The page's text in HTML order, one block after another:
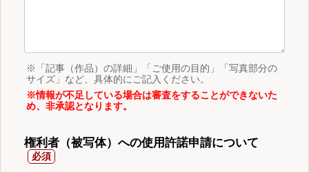
※「記事（作品）の詳細」「ご使用の目的」「写真部分の
サイズ」など、具体的にご記入ください。
※情報が不足している場合は審査をすることができないた
め、非承認となります。
権利者（被写体）への使用許諾申請について